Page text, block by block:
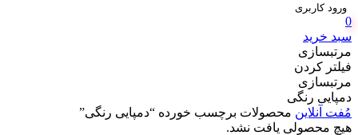
ورود کاربری
0
سبد خرید
مرتبسازی
فیلتر کردن
مرتبسازی
دمپایی رنگی
مُفت آنلاین محصولات برچسب خورده “دمپایی رنگی”
هیچ محصولی یافت نشد.